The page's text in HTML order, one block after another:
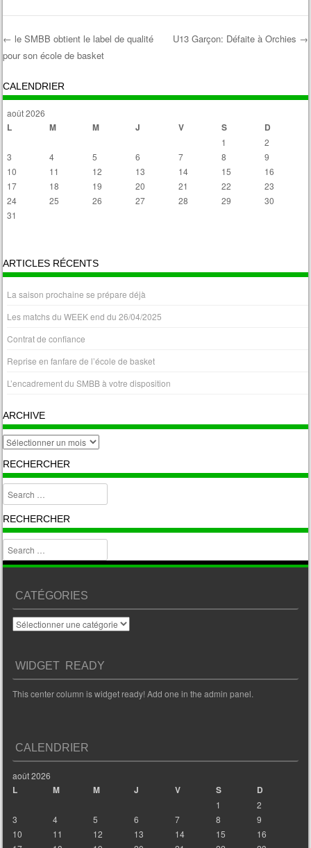
Post navigation
← le SMBB obtient le label de qualité
pour son école de basket
U13 Garçon: Défaite à Orchies →
CALENDRIER
août 2026
L M M J V S D
1
2
3
4 5 6 7 8
9
10
11 12 13 14 15
16
17
18 19 20 21 22
23
24
25 26 27 28 29
30
31
ARTICLES RÉCENTS
La saison prochaine se prépare déjà
Les matchs du WEEK end du 26/04/2025
Contrat de confiance
Reprise en fanfare de l’école de basket
L’encadrement du SMBB à votre disposition
ARCHIVE
archive
RECHERCHER
Search
RECHERCHER
Search
CATÉGORIES
Catégories
WIDGET READY
This center column is widget ready! Add one in the admin panel.
CALENDRIER
août 2026
L M M J V S D
1
2
3
4 5 6 7 8
9
10
11 12 13 14 15
16